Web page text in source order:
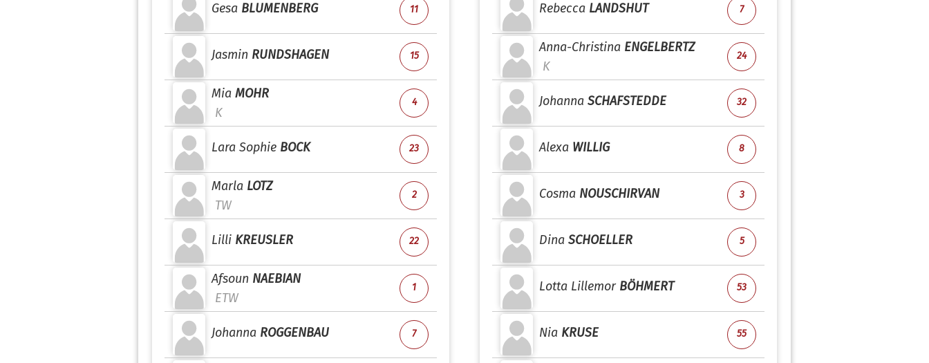
Gesa BLUMENBERG 11
Jasmin RUNDSHAGEN 15
Mia MOHR
K
4
Lara Sophie BOCK 23
Marla LOTZ
TW
2
Lilli KREUSLER 22
Afsoun NAEBIAN
ETW
1
Johanna ROGGENBAU 7
Rebecca LANDSHUT 7
Anna-Christina ENGELBERTZ
K
24
Johanna SCHAFSTEDDE 32
Alexa WILLIG 8
Cosma NOUSCHIRVAN 3
Dina SCHOELLER 5
Lotta Lillemor BÖHMERT 53
Nia KRUSE 55